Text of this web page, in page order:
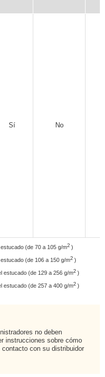
Sí No
(de 70 a 105 g/m2 )
(de 106 a 150 g/m2 )
estucado (de 129 a 256 g/m2 )
estucado (de 257 a 400 g/m2 )
no deben
instrucciones sobre cómo
con su distribuidor